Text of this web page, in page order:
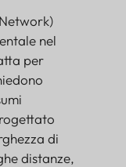
nel
per
di
distanze,